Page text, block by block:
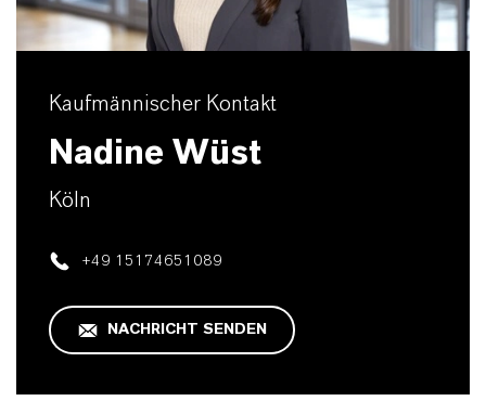
Kaufmännischer Kontakt
Nadine Wüst
Köln
+49 15174651089
NACHRICHT SENDEN